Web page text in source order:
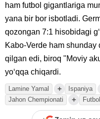
ham futbol gigantlariga
yana bir bor isbotladi.
qozongan 7:1 hisobidagi
Kabo-Verde ham
qilgan edi, biroq "Moviy
yoʻqqa chiqardi.
Lamine Yamal + Ispaniya
Jahon Chempionati + Futbol